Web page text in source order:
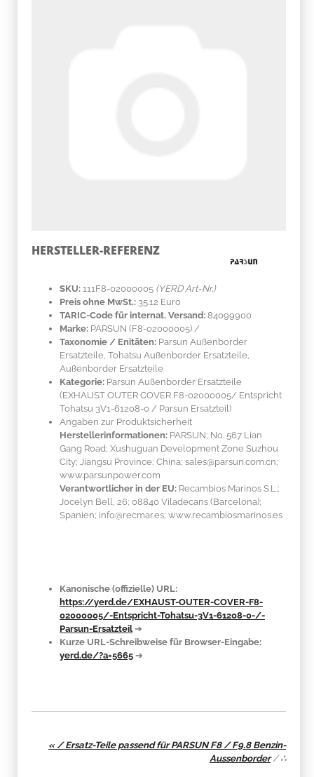
HERSTELLER-REFERENZ
SKU: 111F8-02000005 (YERD Art-Nr.)
Preis ohne MwSt.: 35.12 Euro
TARIC-Code für internat. Versand: 84099900
Marke: PARSUN (F8-02000005) /
Taxonomie / Enitäten: Parsun Außenborder
Ersatzteile, Tohatsu Außenborder Ersatzteile,
Außenborder Ersatzteile
Kategorie: Parsun Außenborder Ersatzteile
(EXHAUST OUTER COVER F8-02000005/ Entspricht
Tohatsu 3V1-61208-0 / Parsun Ersatzteil)
Angaben zur Produktsicherheit
Herstellerinformationen: PARSUN; No. 567 Lian
Gang Road; Xushuguan Development Zone Suzhou
City; Jiangsu Province; China; sales@parsun.com.cn;
www.parsunpower.com
Verantwortlicher in der EU: Recambios Marinos S.L.;
Jocelyn Bell, 26; 08840 Viladecans (Barcelona);
Spanien; info@recmar.es; www.recambiosmarinos.es
Kanonische (offizielle) URL:
https://yerd.de/EXHAUST-OUTER-COVER-F8-
02000005/-Entspricht-Tohatsu-3V1-61208-0-/-
Parsun-Ersatzteil ➔
Kurze URL-Schreibweise für Browser-Eingabe:
yerd.de/?a=5665 ➔
« / Ersatz-Teile passend für PARSUN F8 / F9.8 Benzin-
Aussenborder/∴